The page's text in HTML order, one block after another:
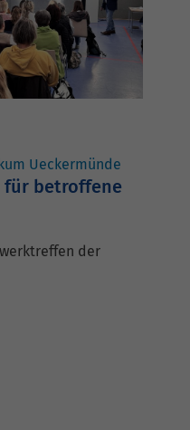
Ueckermünde
für betroffene
der